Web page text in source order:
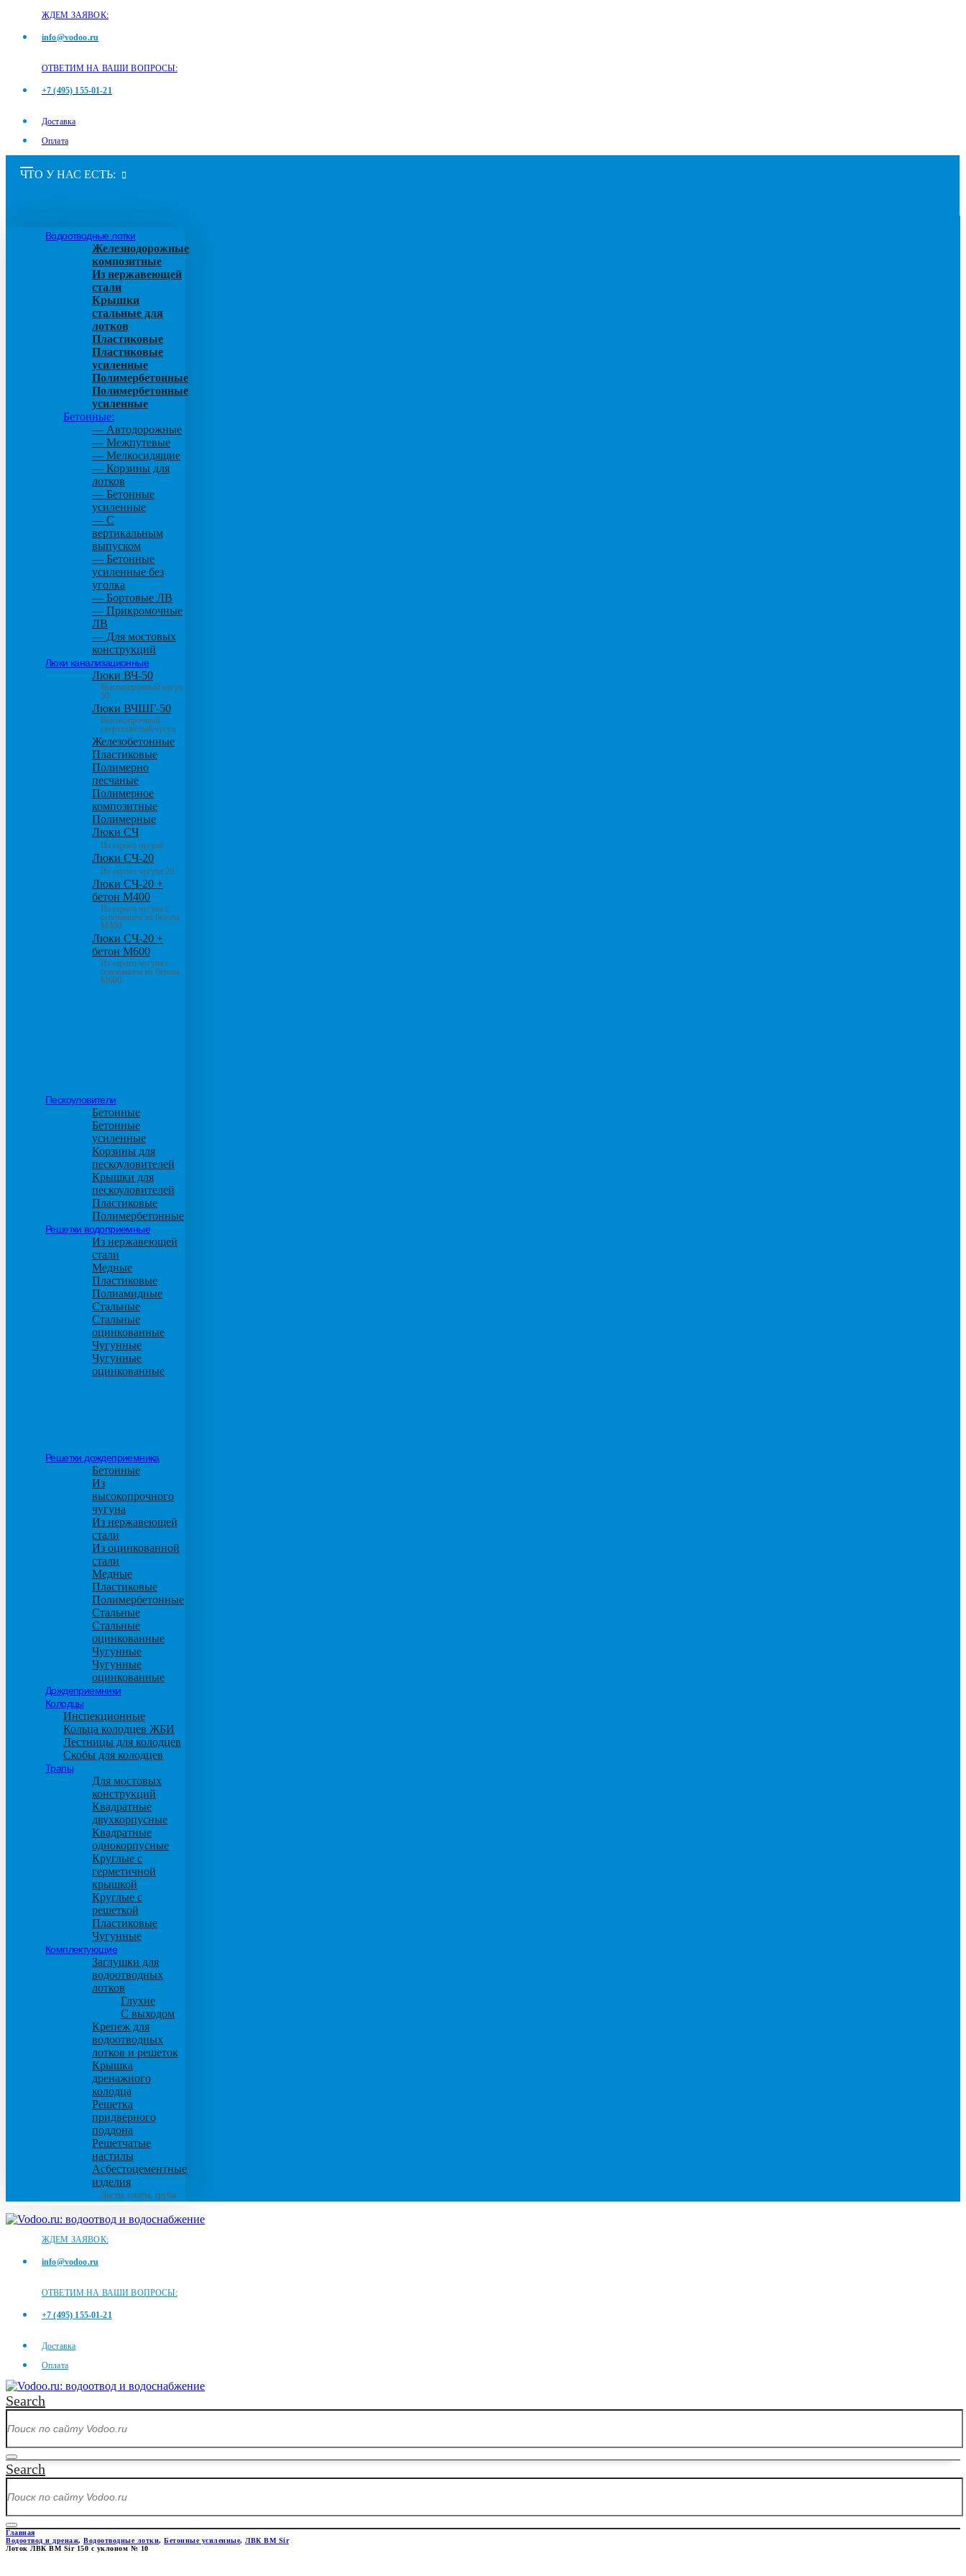
ЖДЕМ ЗАЯВОК:
info@vodoo.ru
ОТВЕТИМ НА ВАШИ ВОПРОСЫ:
+7 (495) 155-01-21
Доставка
Оплата
ЧТО У НАС ЕСТЬ:
Водоотводные лотки
Железнодорожные
композитные
Из нержавеющей
стали
Крышки
стальные для
лотков
Пластиковые
Пластиковые
усиленные
Полимербетонные
Полимербетонные
усиленные
Бетонные:
— Автодорожные
— Межпутевые
— Мелкосидящие
— Корзины для
лотков
— Бетонные
усиленные
— С
вертикальным
выпуском
— Бетонные
усиленные без
уголка
— Бортовые ЛВ
— Прикромочные
ЛВ
— Для мостовых
конструкций
Люки канализационные
Люки ВЧ-50
Высокопрочный чугун
50
Люки ВЧШГ-50
Высокопрочный
сверхтяжелый чугун
Железобетонные
Пластиковые
Полимерно
песчаные
Полимерное
композитные
Полимерные
Люки СЧ
Из серого чугуна
Люки СЧ-20
Из серого чугуна 20
Люки СЧ-20 +
бетон М400
Из серого чугуна с
основанием из бетона
М400
Люки СЧ-20 +
бетон М600
Из серого чугуна с
основанием из бетона
М600
Пескоуловители
Бетонные
Бетонные
усиленные
Корзины для
пескоуловителей
Крышки для
пескоуловителей
Пластиковые
Полимербетонные
Решетки водоприемные
Из нержавеющей
стали
Медные
Пластиковые
Полиамидные
Стальные
Стальные
оцинкованные
Чугунные
Чугунные
оцинкованные
Решетки дождеприемника
Бетонные
Из
высокопрочного
чугуна
Из нержавеющей
стали
Из оцинкованной
стали
Медные
Пластиковые
Полимербетонные
Стальные
Стальные
оцинкованные
Чугунные
Чугунные
оцинкованные
Дождеприемники
Колодцы
Инспекционные
Кольца колодцев ЖБИ
Лестницы для колодцев
Скобы для колодцев
Трапы
Для мостовых
конструкций
Квадратные
двухкорпусные
Квадратные
однокорпусные
Круглые с
герметичной
крышкой
Круглые с
решеткой
Пластиковые
Чугунные
Комплектующие
Заглушки для
водоотводных
лотков
Глухие
С выходом
Крепеж для
водоотводных
лотков и решеток
Крышка
дренажного
колодца
Решетка
придверного
поддона
Решетчатые
настилы
Асбестоцементные
изделия
Листы, плиты, трубы
ЖДЕМ ЗАЯВОК:
info@vodoo.ru
ОТВЕТИМ НА ВАШИ ВОПРОСЫ:
+7 (495) 155-01-21
Доставка
Оплата
Search
Search
Главная
Водоотвод и дренаж, Водоотводные лотки, Бетонные усиленные, ЛВК ВМ Sir
Лоток ЛВК ВМ Sir 150 с уклоном № 10